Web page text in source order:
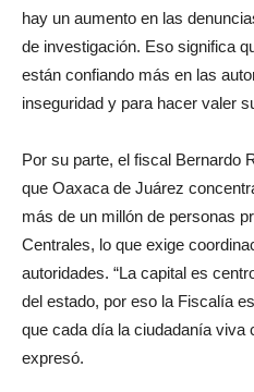
hay un aumento en las
de investigación. Eso significa
están confiando más en las
inseguridad y para hacer valer
Por su parte, el fiscal Bernardo
que Oaxaca de Juárez
más de un millón de personas
Centrales, lo que exige
autoridades. “La capital es
del estado, por eso la Fiscalía
que cada día la ciudadanía viva
expresó.